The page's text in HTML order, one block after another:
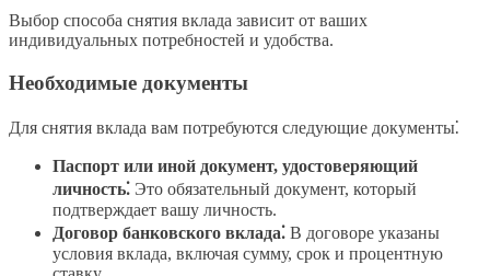
Выбор способа снятия вклада зависит от ваших
индивидуальных потребностей и удобства.
Необходимые документы
Для снятия вклада вам потребуются следующие документы⁚
Паспорт или иной документ, удостоверяющий
личность⁚ Это обязательный документ, который
подтверждает вашу личность.
Договор банковского вклада⁚ В договоре указаны
условия вклада, включая сумму, срок и процентную